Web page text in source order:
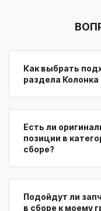
Как выбрать
раздела Колонка
Есть ли
позиции в
сборе?
Подойдут ли
в сборе к моему